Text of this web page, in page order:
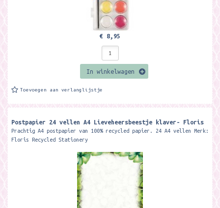
€ 8,95
In winkelwagen
Toevoegen aan verlanglijstje
Postpapier 24 vellen A4 Lieveheersbeestje klaver- Floris
Prachtig A4 postpapier van 100% recycled papier. 24 A4 vellen Merk:
Floris Recycled Stationery